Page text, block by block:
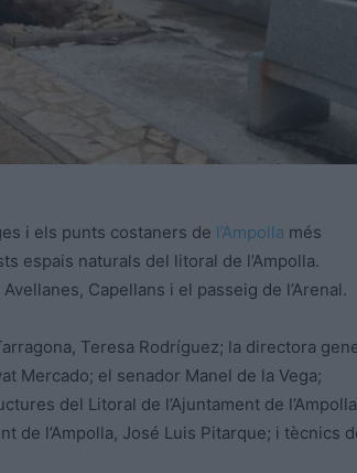
i els punts costaners de l’Ampolla més
espais naturals del litoral de l’Ampolla.
Capellans i el passeig de l’Arenal.
Teresa Rodríguez; la directora
Mercado; el senador Manel de la Vega;
del Litoral de l’Ajuntament de
de l’Ampolla, José Luis Pitarque; i tècnics